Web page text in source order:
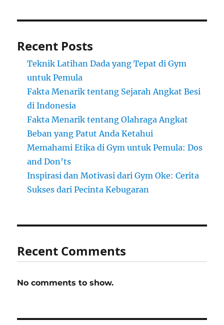
Recent Posts
Teknik Latihan Dada yang Tepat di Gym
untuk Pemula
Fakta Menarik tentang Sejarah Angkat Besi
di Indonesia
Fakta Menarik tentang Olahraga Angkat
Beban yang Patut Anda Ketahui
Memahami Etika di Gym untuk Pemula: Dos
and Don’ts
Inspirasi dan Motivasi dari Gym Oke: Cerita
Sukses dari Pecinta Kebugaran
Recent Comments
No comments to show.